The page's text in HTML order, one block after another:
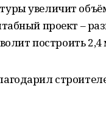
увеличит
проект –
построить